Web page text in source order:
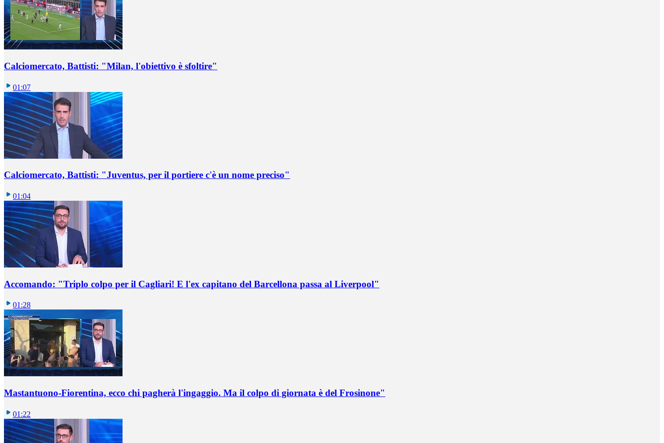
Calciomercato, Battisti: "Milan, l'obiettivo è sfoltire"
01:07
Calciomercato, Battisti: "Juventus, per il portiere c'è un nome preciso"
01:04
Accomando: "Triplo colpo per il Cagliari! E l'ex capitano del Barcellona passa al Liverpool"
01:28
Mastantuono-Fiorentina, ecco chi pagherà l'ingaggio. Ma il colpo di giornata è del Frosinone"
01:22